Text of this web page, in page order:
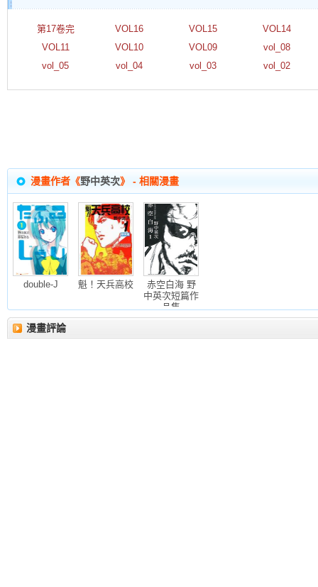
第17卷完 VOL16 VOL15
VOL14
VOL11
VOL10 VOL09
vol_08
vol_05
vol_04 vol_03 vol_02
漫畫作者《野中英次》 - 相關漫畫
double-J 魁！天兵高校
赤空白海 野
中英次短篇作
品集
漫畫評論